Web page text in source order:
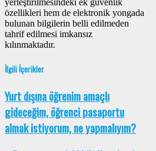
yerleştirilmesindeki ek güvenlik
özellikleri hem de elektronik yongada
bulunan bilgilerin belli edilmeden
tahrif edilmesi imkansız
kılınmaktadır.
İlgili İçerikler
Yurt dışına öğrenim amaçlı
gideceğim, öğrenci pasaportu
almak istiyorum, ne yapmalıyım?